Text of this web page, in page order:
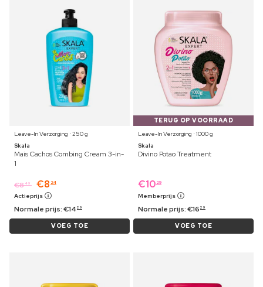
Leave-In Verzorging ⋅ 250 g
Skala
Mais Cachos Combing Cream 3-in-
1
€8 49 €8 24
Actieprijs
Normale prijs:€14 29
VOEG TOE
TERUG OP VOORRAAD
Leave-In Verzorging ⋅ 1000 g
Skala
Divino Potao Treatment
€10 29
Memberprijs
Normale prijs:€16 29
VOEG TOE